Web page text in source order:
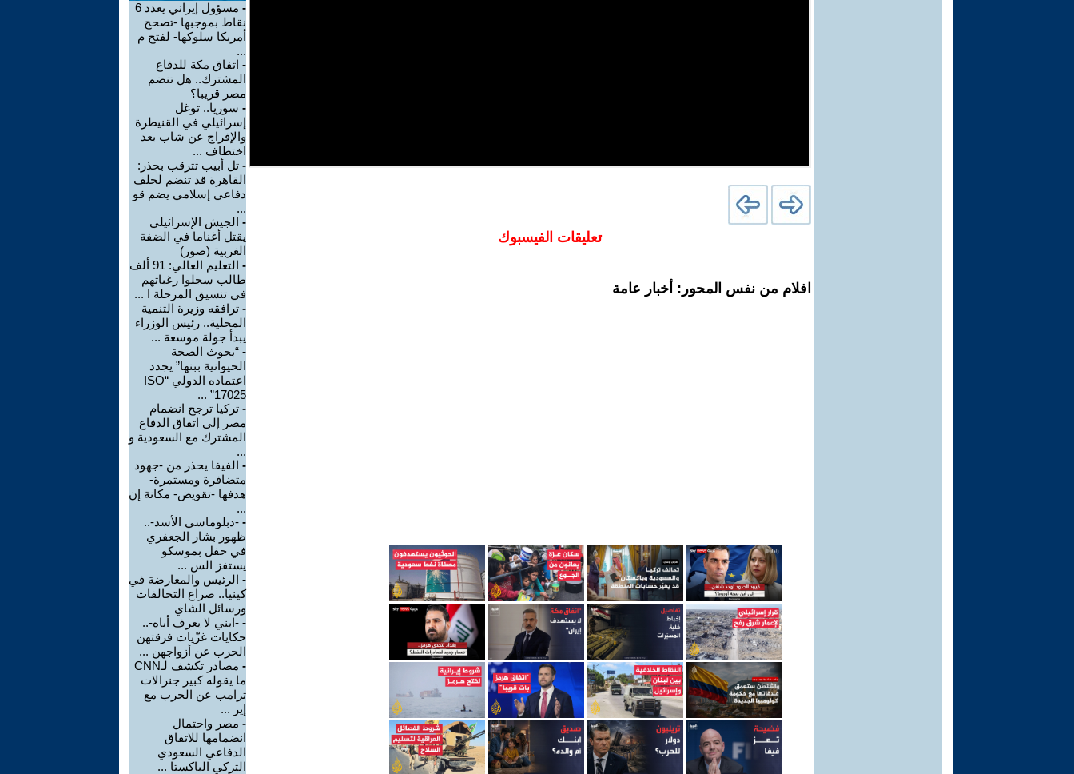
تعليقات الفيسبوك
افلام من نفس المحور: أخبار عامة
-
مسؤول إيراني يعدد 6
نقاط بموجبها -تصحح
أمريكا سلوكها- لفتح م
...
- اتفاق مكة للدفاع
المشترك.. هل تنضم
مصر قريبا؟
- سوريا.. توغل
إسرائيلي في القنيطرة
والإفراج عن شاب بعد
اختطاف ...
- تل أبيب تترقب بحذر:
القاهرة قد تنضم لحلف
دفاعي إسلامي يضم قو
...
- الجيش الإسرائيلي
يقتل أغناما في الضفة
الغربية (صور)
-
التعليم العالي: 91 ألف
طالب سجلوا رغباتهم
في تنسيق المرحلة ا ...
- ترافقه وزيرة التنمية
المحلية.. رئيس الوزراء
يبدأ جولة موسعة ...
- “بحوث الصحة
الحيوانية ببنها” يجدد
اعتماده الدولي “ISO
17025” ...
- تركيا ترجح انضمام
مصر إلى اتفاق الدفاع
المشترك مع السعودية و
...
- الفيفا يحذر من -جهود
متضافرة ومستمرة-
هدفها -تقويض- مكانة إن
...
- -دبلوماسي الأسد-..
ظهور بشار الجعفري
في حفل بموسكو
يستفز الس ...
- الرئيس والمعارضة في
كينيا.. صراع التحالفات
ورسائل الشاي
- -ابني لا يعرف أباه-..
حكايات غزّيات فرقتهن
الحرب عن أزواجهن ...
-
مصادر تكشف لـCNN
ما يقوله كبير جنرالات
ترامب عن الحرب مع
إير ...
- مصر واحتمال
انضمامها للاتفاق
الدفاعي السعودي
التركي الباكستا ...